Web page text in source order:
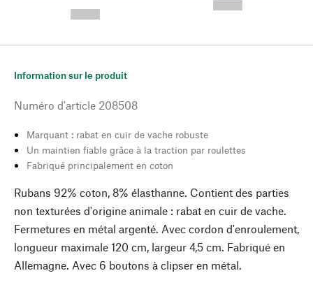
Information sur le produit
Numéro d'article 208508
Marquant : rabat en cuir de vache robuste
Un maintien fiable grâce à la traction par roulettes
Fabriqué principalement en coton
Rubans 92% coton, 8% élasthanne. Contient des parties
non texturées d'origine animale : rabat en cuir de vache.
Fermetures en métal argenté. Avec cordon d'enroulement,
longueur maximale 120 cm, largeur 4,5 cm. Fabriqué en
Allemagne. Avec 6 boutons à clipser en métal.